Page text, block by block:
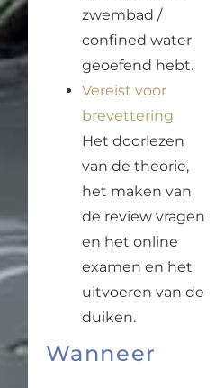
zwembad /
confined water
geoefend hebt.
Vereist voor
brevettering
Het doorlezen
van de theorie,
het maken van
de review vragen
en het online
examen en het
uitvoeren van de
duiken.
Wanneer